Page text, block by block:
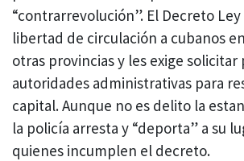
“contrarrevolución”. El Decreto
libertad de circulación a cubanos
otras provincias y les exige solicitar
autoridades administrativas para
capital. Aunque no es delito la
la policía arresta y “deporta” a su
quienes incumplen el decreto.